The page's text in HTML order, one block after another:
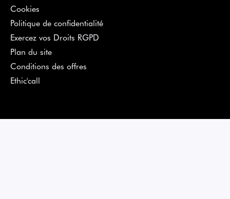
Cookies
Politique de confidentialité
Exercez vos Droits RGPD
Plan du site
Conditions des offres
Ethic'call